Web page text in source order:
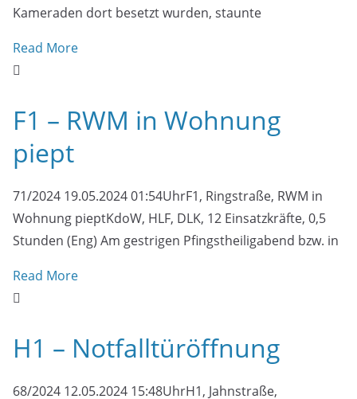
Kameraden dort besetzt wurden, staunte
Read More
F1 – RWM in Wohnung
piept
71/2024 19.05.2024 01:54UhrF1, Ringstraße, RWM in
Wohnung pieptKdoW, HLF, DLK, 12 Einsatzkräfte, 0,5
Stunden (Eng) Am gestrigen Pfingstheiligabend bzw. in
Read More
H1 – Notfalltüröffnung
68/2024 12.05.2024 15:48UhrH1, Jahnstraße,